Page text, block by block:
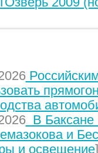
В Баксане
и
и освещение